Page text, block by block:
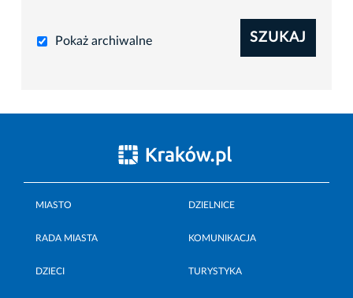
Pokaż archiwalne SZUKAJ
MIASTO DZIELNICE
RADA MIASTA KOMUNIKACJA
DZIECI TURYSTYKA